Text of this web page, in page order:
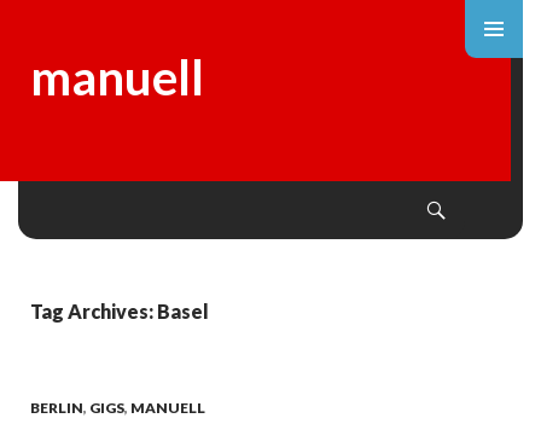
manuell
Tag Archives: Basel
BERLIN, GIGS, MANUELL